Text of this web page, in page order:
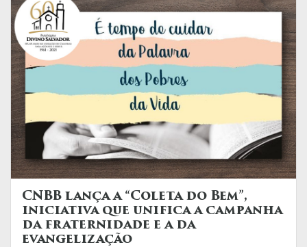
CNBB lança a “Coleta do Bem”,
iniciativa que unifica a campanha
da fraternidade e a da
evangelização